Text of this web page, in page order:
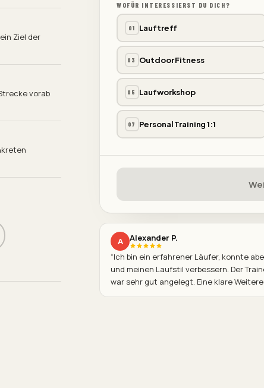
Ziel der
vorab
WOFÜR INTERESSIERST DU DICH?
01 Lauftreff
03 Outdoor Fitness
05 Laufworkshop
07 Personal Training 1:1
A
Alexander P.
“Ich bin ein erfahrener Läufer, konnte
und meinen Laufstil verbessern. Der
war sehr gut angelegt. Eine klare